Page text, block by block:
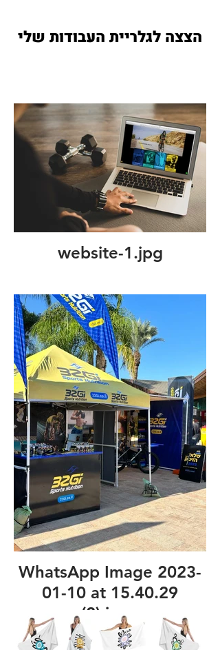
הצצה לגלריית העבודות שלי
website-1.jpg
WhatsApp Image 2023-
01-10 at 15.40.29
(2).jpeg